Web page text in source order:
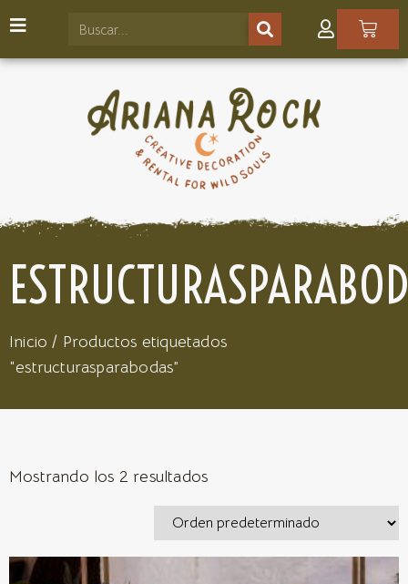
Inicio / Productos etiquetados
“estructurasparabodas”
Mostrando los 2 resultados